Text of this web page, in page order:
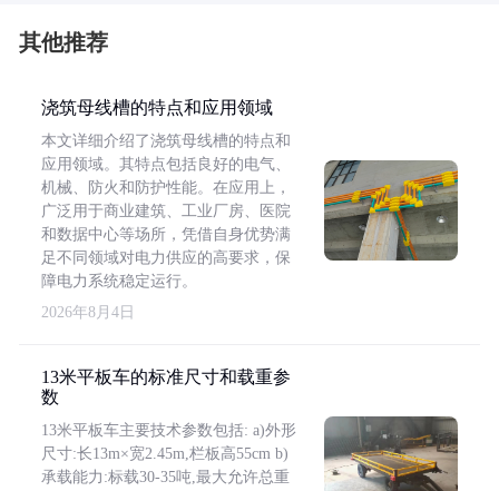
其他推荐
浇筑母线槽的特点和应用领域
本文详细介绍了浇筑母线槽的特点和
应用领域。其特点包括良好的电气、
机械、防火和防护性能。在应用上，
广泛用于商业建筑、工业厂房、医院
和数据中心等场所，凭借自身优势满
足不同领域对电力供应的高要求，保
障电力系统稳定运行。
2026年8月4日
13米平板车的标准尺寸和载重参
数
13米平板车主要技术参数包括: a)外形
尺寸:长13m×宽2.45m,栏板高55cm b)
承载能力:标载30-35吨,最大允许总重